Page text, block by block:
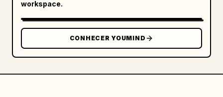
workspace.
CONHECER YOUMIND